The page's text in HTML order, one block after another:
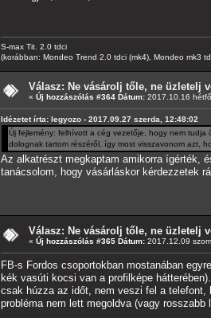
S-max Tit. 2.0 tdci
(korábban: Mondeo Trend 2.0 tdci (mk4), Mondeo mk3
Válasz: Ne vásárolj tőle, ne üzletelj
« Új hozzászólás #364 Dátum: 2017.10.16
Idézetet írta: legyozo - 2017.09.27 szerda, 12:48:02
Új fejlemény: felhívott a cég vezetője, hogy nem
dolognak tartom részéről, így most visszavonom azt,
Az alkatrészt megkaptam amikorra ígérték,
tanácsolom, hogy vásárláskor kérdezzetek
Válasz: Ne vásárolj tőle, ne üzletelj
« Új hozzászólás #365 Dátum: 2017.12.09
FB-s Fordos csoportokban mostanában
kék vasúti kocsi van a profilképe
csak húzza az időt, nem veszi fel a
probléma nem lett megoldva (vagy